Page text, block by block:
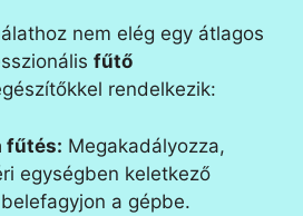
nem elég egy átlagos
fűtő
rendelkezik:
fűtés: Megakadályozza,
egységben keletkező
a gépbe.